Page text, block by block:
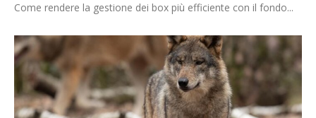
Come rendere la gestione dei box più efficiente con il fondo...